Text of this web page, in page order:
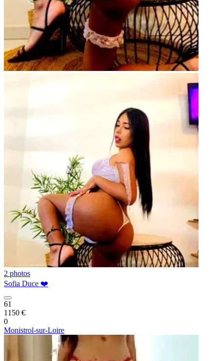
2 photos
Sofia Duce ❤️
61
1150 €
0
Monistrol-sur-Loire